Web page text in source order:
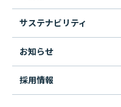
サステナビリティ
お知らせ
採用情報